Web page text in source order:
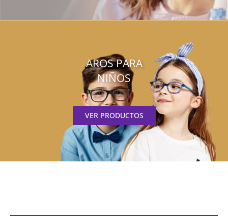
AROS PARA
NIÑOS
VER PRODUCTOS